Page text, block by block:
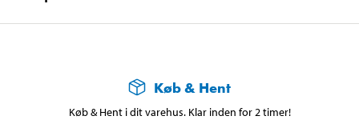
Køb & Hent
Køb & Hent i dit varehus. Klar inden for 2 timer!